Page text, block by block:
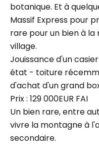
botanique. Et à
Massif Express pour
rare pour un bien à
village.
Jouissance d'un
état - toiture
d'achat d'un grand
Prix : 129 000EUR FAI
Un bien rare, entre
vivre la montagne à
secondaire.